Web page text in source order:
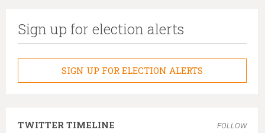
Sign up for election alerts
SIGN UP FOR ELECTION ALERTS
TWITTER TIMELINE FOLLOW